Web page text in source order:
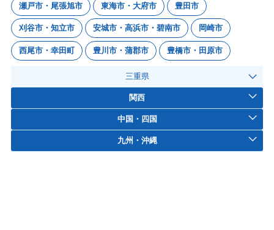
瀬戸市・尾張旭市 東海市・大府市 豊田市
刈谷市・知立市 安城市・高浜市・碧南市 岡崎市
西尾市・幸田町 豊川市・蒲郡市 豊橋市・田原市
三重県
関西
中国・四国
九州・沖縄